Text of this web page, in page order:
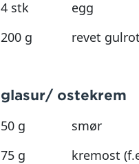
4 stk
egg
200 g
revet gulrot
glasur/ ostekrem
50 g
smør
75 g
kremost